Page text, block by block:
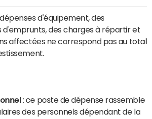
d'équipement, des
des charges à répartir et
affectées ne correspond pas au total
: ce poste de dépense rassemble
des personnels dépendant de la